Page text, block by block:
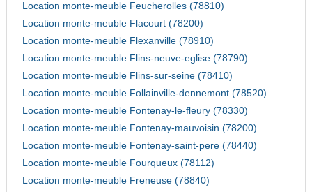
Location monte-meuble Feucherolles (78810)
Location monte-meuble Flacourt (78200)
Location monte-meuble Flexanville (78910)
Location monte-meuble Flins-neuve-eglise (78790)
Location monte-meuble Flins-sur-seine (78410)
Location monte-meuble Follainville-dennemont (78520)
Location monte-meuble Fontenay-le-fleury (78330)
Location monte-meuble Fontenay-mauvoisin (78200)
Location monte-meuble Fontenay-saint-pere (78440)
Location monte-meuble Fourqueux (78112)
Location monte-meuble Freneuse (78840)